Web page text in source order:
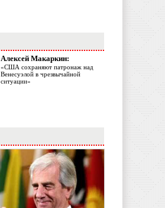
Алексей Макаркин:
«США сохраняют патронаж над
Венесуэлой в чрезвычайной
ситуации»